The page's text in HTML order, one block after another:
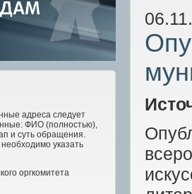
адреса следует
ФИО (полностью),
и суть обращения.
указать
оргкомитета